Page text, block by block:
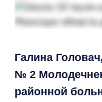
Галина
№ 2
районной